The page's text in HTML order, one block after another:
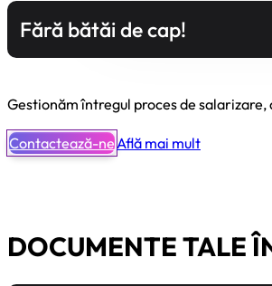
Fără bătăi de cap!
Gestionăm întregul proces de
Contactează-neAflă mai mult
DOCUMENTE TALE